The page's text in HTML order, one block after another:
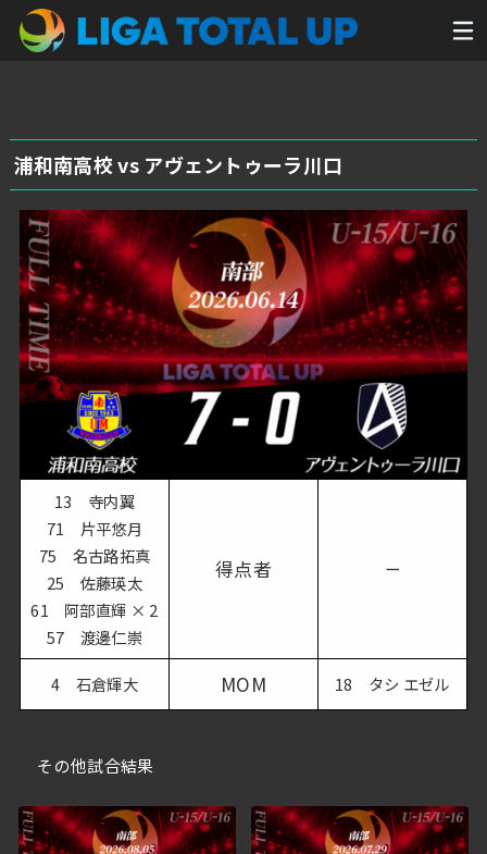
浦和南高校 vs アヴェントゥーラ川口
13 寺内翼
71 片平悠月
75 名古路拓真
25 佐藤瑛太
61 阿部直輝 × 2
57 渡邊仁崇
得点者 ー
4 石倉輝大 MOM 18 タシ エゼル
その他試合結果